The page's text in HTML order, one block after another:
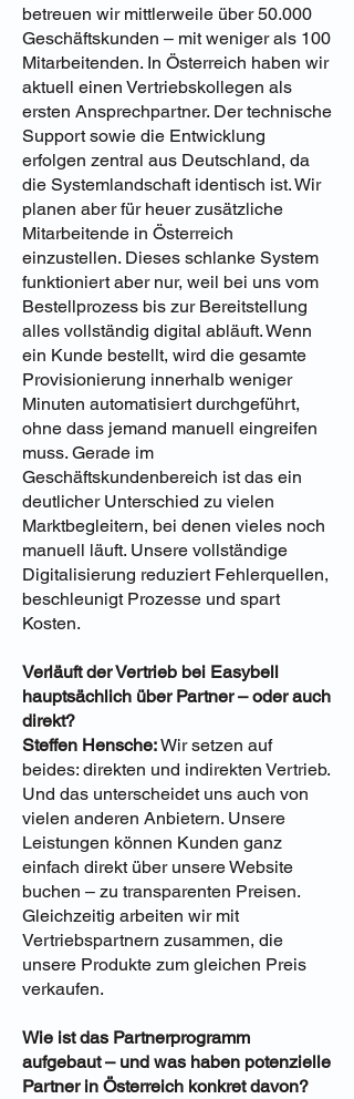
betreuen wir mittlerweile über 50.000
Geschäftskunden – mit weniger als 100
Mitarbeitenden. In Österreich haben wir
aktuell einen Vertriebskollegen als
ersten Ansprechpartner. Der technische
Support sowie die Entwicklung
erfolgen zentral aus Deutschland, da
die Systemlandschaft identisch ist. Wir
planen aber für heuer zusätzliche
Mitarbeitende in Österreich
einzustellen. Dieses schlanke System
funktioniert aber nur, weil bei uns vom
Bestellprozess bis zur Bereitstellung
alles vollständig digital abläuft. Wenn
ein Kunde bestellt, wird die gesamte
Provisionierung innerhalb weniger
Minuten automatisiert durchgeführt,
ohne dass jemand manuell eingreifen
muss. Gerade im
Geschäftskundenbereich ist das ein
deutlicher Unterschied zu vielen
Marktbegleitern, bei denen vieles noch
manuell läuft. Unsere vollständige
Digitalisierung reduziert Fehlerquellen,
beschleunigt Prozesse und spart
Kosten.
Verläuft der Vertrieb bei Easybell
hauptsächlich über Partner – oder auch
direkt?
Steffen Hensche:Wir setzen auf
beides: direkten und indirekten Vertrieb.
Und das unterscheidet uns auch von
vielen anderen Anbietern. Unsere
Leistungen können Kunden ganz
einfach direkt über unsere Website
buchen – zu transparenten Preisen.
Gleichzeitig arbeiten wir mit
Vertriebspartnern zusammen, die
unsere Produkte zum gleichen Preis
verkaufen.
Wie ist das Partnerprogramm
aufgebaut – und was haben potenzielle
Partner in Österreich konkret davon?